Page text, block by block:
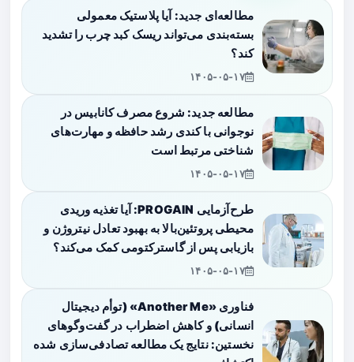
مطالعه‌ای جدید: آیا پلاستیک معمولی
بسته‌بندی می‌تواند ریسک کبد چرب را تشدید
کند؟
۱۴۰۵-۰۵-۱۷
مطالعه جدید: شروع مصرف کانابیس در
نوجوانی با کندی رشد حافظه و مهارت‌های
شناختی مرتبط است
۱۴۰۵-۰۵-۱۷
طرح‌آزمایی PROGAIN: آیا تغذیه وریدی
محیطی پروتئین‌بالا به بهبود تعادل نیتروژن و
بازیابی پس از گاسترکتومی کمک می‌کند؟
۱۴۰۵-۰۵-۱۷
فناوری «Another Me» (توأم دیجیتال
انسانی) و کاهش اضطراب در گفت‌وگوهای
نخستین: نتایج یک مطالعه تصادفی‌سازی شده